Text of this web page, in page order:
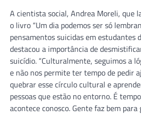
A cientista social, Andrea Moreli, que
o livro “Um dia podemos ser só
pensamentos suicidas em estudantes
destacou a importância de
suicídio. “Culturalmente, seguimos a
e não nos permite ter tempo de pedir
quebrar esse círculo cultural e
pessoas que estão no entorno. É
acontece conosco. Gente faz bem para